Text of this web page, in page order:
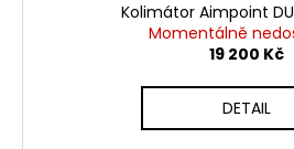
Kolimátor Aimpoint
Momentálně
19 200 Kč
DETAIL